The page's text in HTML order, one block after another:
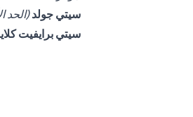
سيتي جولد(opens in a new tab)(الحد
سيتي برايفيت